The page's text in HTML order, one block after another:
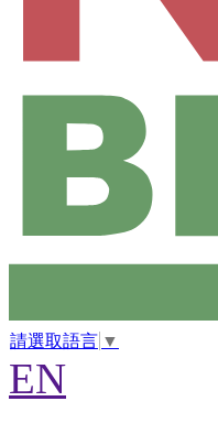
請選取語言 ▼
EN